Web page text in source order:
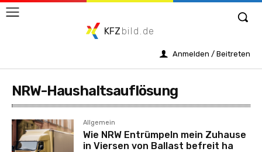
KFZ bild.de
Anmelden / Beitreten
NRW-Haushaltsauflösung
Allgemein
Wie NRW Entrümpeln mein Zuhause
in Viersen von Ballast befreit ha